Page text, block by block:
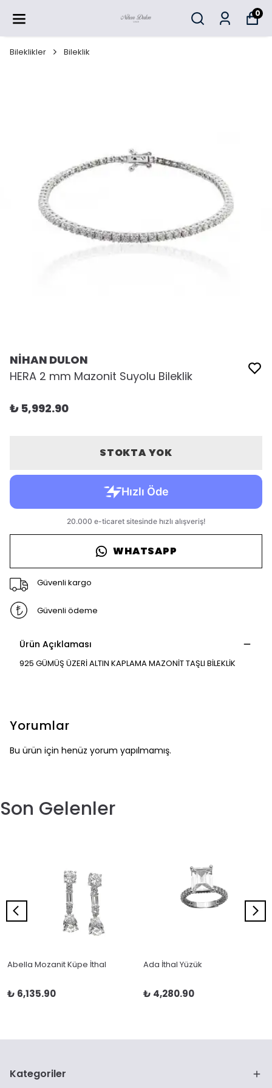
0
Bileklikler Bileklik
NİHAN DULON
HERA 2 mm Mazonit Suyolu Bileklik
₺ 5,992.90
STOKTA YOK
WHATSAPP
Güvenli kargo
Güvenli ödeme
Ürün Açıklaması
925 GÜMÜŞ ÜZERİ ALTIN KAPLAMA MAZONİT TAŞLI BİLEKLİK
Yorumlar
Bu ürün için henüz yorum yapılmamış.
Son Gelenler
Abella Mozanit Küpe İthal
₺ 6,135.90
Ada İthal Yüzük
₺ 4,280.90
Kategoriler